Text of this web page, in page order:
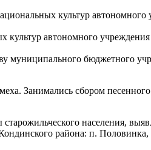
культур
культур автономного
муниципального бюджетного
Занимались сбором
населения,
района: п.